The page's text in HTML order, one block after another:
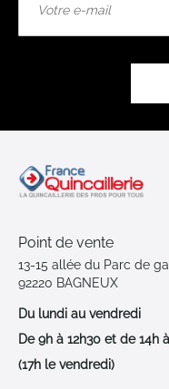
Point de vente
13-15 allée du Parc de
92220 BAGNEUX
Du lundi au vendredi
De 9h à 12h30 et de 14h
(17h le vendredi)